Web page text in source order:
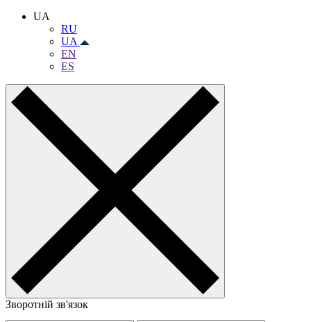
UA
RU
UA
EN
ES
Зворотній зв'язок